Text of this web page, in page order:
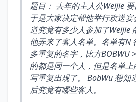
题目： 去年的主人公Weijie
于是大家决定帮他举行欢送
道究竟有多少人参加了Weijie
他弄来了客人名单。名单有N
多重复的名字，比方BOBWU
的都是同一个人，但是名单
写重复出现了。 BobWu 想知
后究竟有哪些客人。